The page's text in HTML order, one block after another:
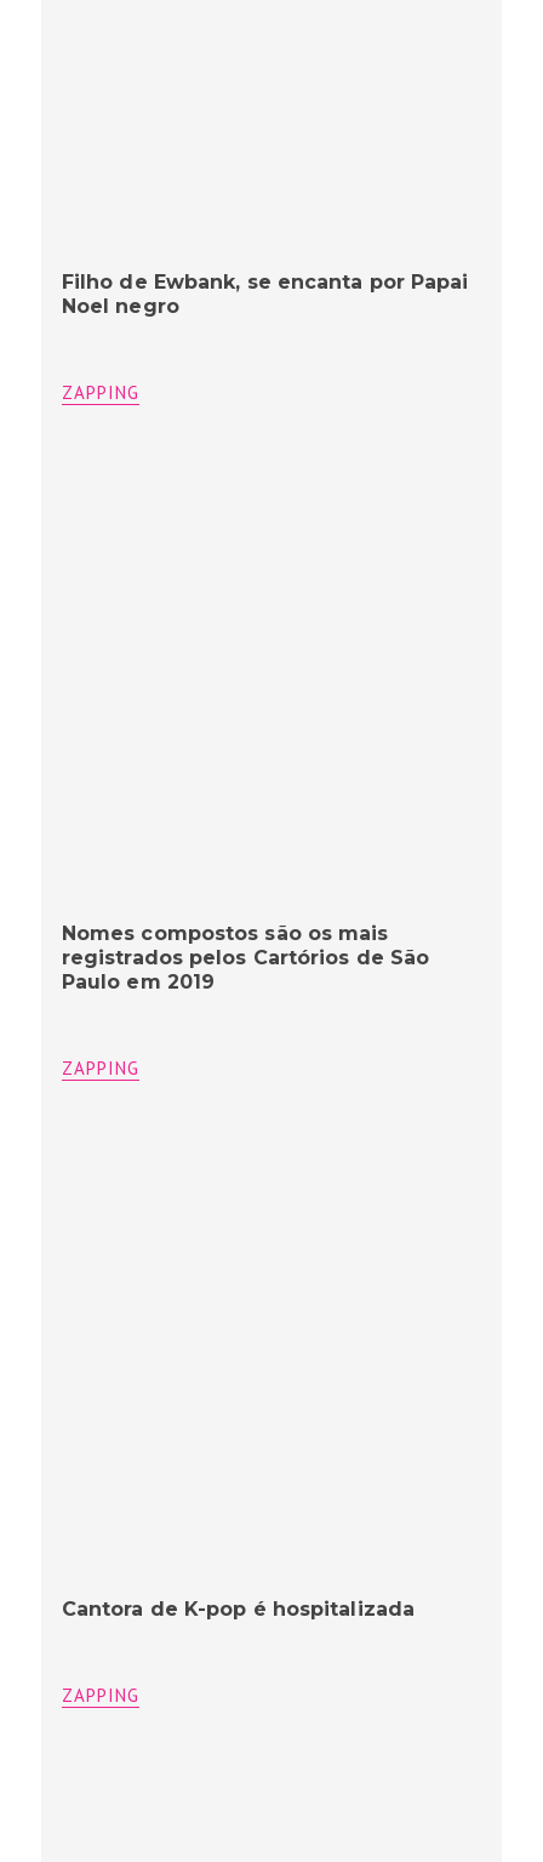
Filho de Ewbank, se encanta por Papai
Noel negro
ZAPPING
Nomes compostos são os mais
registrados pelos Cartórios de São
Paulo em 2019
ZAPPING
Cantora de K-pop é hospitalizada
ZAPPING